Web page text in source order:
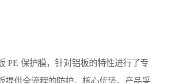
PE 保护膜，针对铝板的特性进行了专